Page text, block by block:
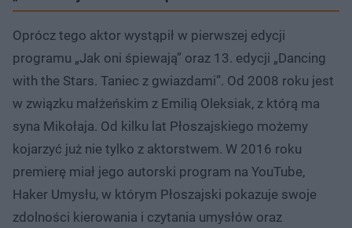
Oprócz tego aktor wystąpił w pierwszej edycji
programu „Jak oni śpiewają” oraz 13. edycji „Dancing
with the Stars. Taniec z gwiazdami”. Od 2008 roku jest
w związku małżeńskim z Emilią Oleksiak, z którą ma
syna Mikołaja. Od kilku lat Płoszajskiego możemy
kojarzyć już nie tylko z aktorstwem. W 2016 roku
premierę miał jego autorski program na YouTube,
Haker Umysłu, w którym Płoszajski pokazuje swoje
zdolności kierowania i czytania umysłów oraz